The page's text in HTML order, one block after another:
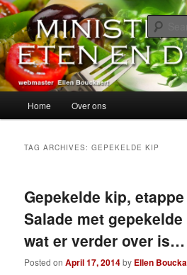
Skip
to
primary
content
Skip
to
secondary
contentMinisterie van Eten
alles over eten, drinken en andere
Home Over ons
TAG ARCHIVES:GEPEKELDE KIP
Gepekelde kip,
Salade met
wat er verder over is…
Posted onApril 17, 2014by Ellen